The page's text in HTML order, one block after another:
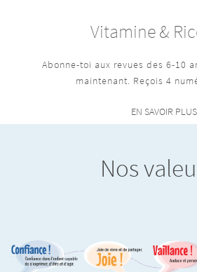
Vitamine &
Abonne-toi aux revues des 6-10
maintenant. Reçois 4
EN SAVOIR PLUS
Nos